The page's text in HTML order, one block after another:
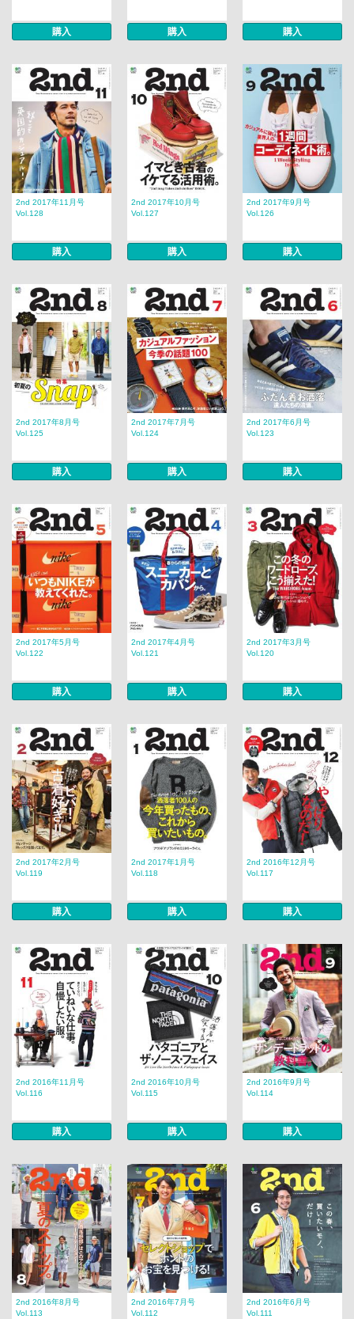
購入 購入 購入
2nd 2017年11月号
Vol.128
購入
2nd 2017年10月号
Vol.127
購入
2nd 2017年9月号
Vol.126
購入
2nd 2017年8月号
Vol.125
購入
2nd 2017年7月号
Vol.124
購入
2nd 2017年6月号
Vol.123
購入
2nd 2017年5月号
Vol.122
購入
2nd 2017年4月号
Vol.121
購入
2nd 2017年3月号
Vol.120
購入
2nd 2017年2月号
Vol.119
購入
2nd 2017年1月号
Vol.118
購入
2nd 2016年12月号
Vol.117
購入
2nd 2016年11月号
Vol.116
購入
2nd 2016年10月号
Vol.115
購入
2nd 2016年9月号
Vol.114
購入
2nd 2016年8月号
Vol.113
2nd 2016年7月号
Vol.112
2nd 2016年6月号
Vol.111